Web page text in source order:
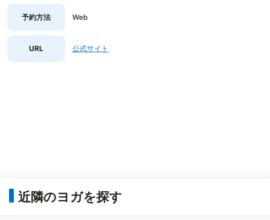
予約方法 Web
URL 公式サイト
近隣のヨガを探す